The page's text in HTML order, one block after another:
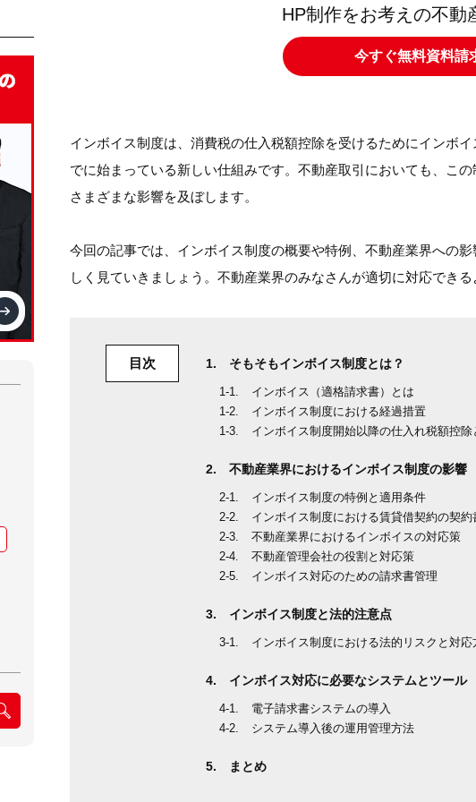
HP制作をお考えの不動
今すぐ無料資料請
インボイス制度は、消費税の仕入税額控除を受けるためにインボ
でに始まっている新しい仕組みです。不動産取引においても、こ
さまざまな影響を及ぼします。
今回の記事では、インボイス制度の概要や特例、不動産業界への
しく見ていきましょう。不動産業界のみなさんが適切に対応でき
目次 そもそもインボイス制度とは？
インボイス（適格請求書）とは
インボイス制度における経過措置
インボイス制度開始以降の仕入れ税額控除
不動産業界におけるインボイス制度の影響
インボイス制度の特例と適用条件
インボイス制度における賃貸借契約の契約
不動産業界におけるインボイスの対応策
不動産管理会社の役割と対応策
インボイス対応のための請求書管理
インボイス制度と法的注意点
インボイス制度における法的リスクと対応
インボイス対応に必要なシステムとツール
電子請求書システムの導入
システム導入後の運用管理方法
まとめ